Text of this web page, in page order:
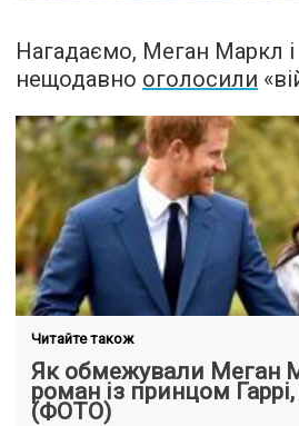
Нагадаємо, Меган Маркл і
нещодавно оголосили
Читайте також
Як обмежували Меган
роман із принцом Гаррі,
(ФОТО)